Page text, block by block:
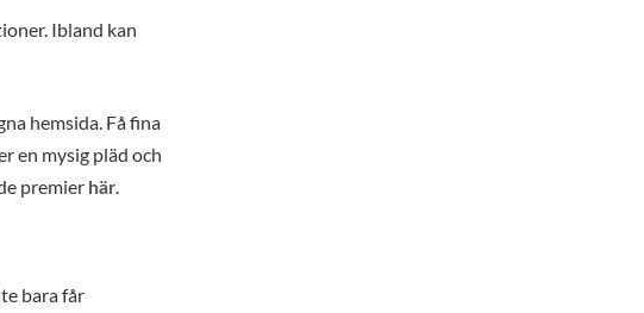
Ibland kan
hemsida. Få fina
en mysig pläd och
premier här.
bara får